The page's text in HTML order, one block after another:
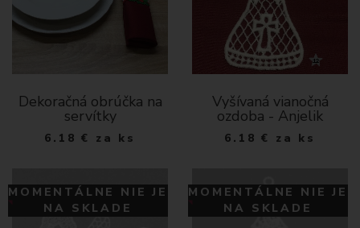
Dekoračná obrúčka na
servítky
6.18 € za ks
Vyšívaná vianočná
ozdoba - Anjelik
6.18 € za ks
MOMENTÁLNE NIE JE
NA SKLADE
MOMENTÁLNE NIE JE
NA SKLADE